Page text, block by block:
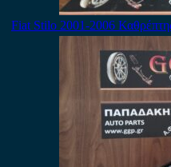
Fiat Stilo 2001-2006